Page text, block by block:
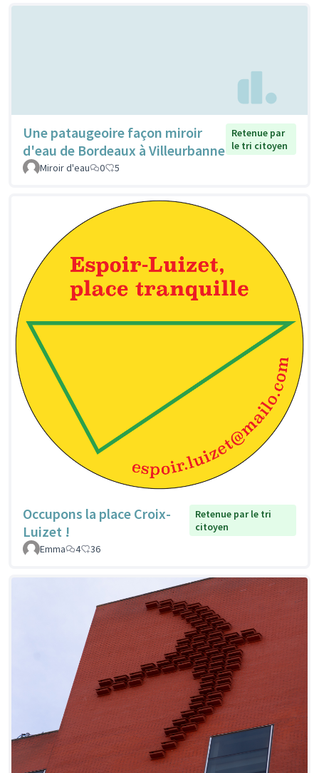
Une pataugeoire façon miroir
d'eau de Bordeaux à Villeurbanne
Retenue par
le tri citoyen
Miroir d'eau
0 5
Occupons la place Croix-
Luizet !
Retenue par le tri
citoyen
Emma
4 36